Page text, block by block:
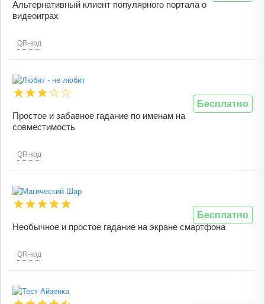
Альтернативный клиент популярного портала о
видеоиграх
QR-код
Простое и забавное гадание по именам на
совместимость
QR-код
Бесплатно
Необычное и простое гадание на экране смартфона
QR-код
Бесплатно